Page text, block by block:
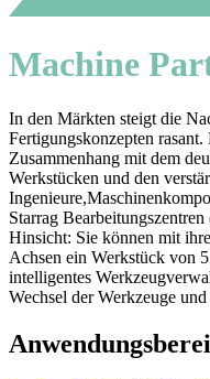
Machine
In den Märkten steigt die
Fertigungskonzepten
Zusammenhang mit dem
Werkstücken und den
Starrag
Hinsicht: Sie können mit
Achsen ein Werkstück von
intelligentes
Wechsel der Werkzeuge und